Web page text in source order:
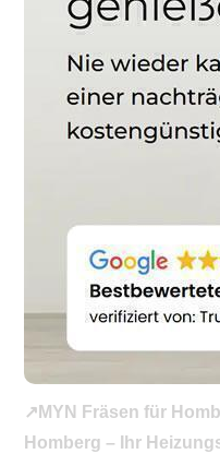
↗️MYN Fräsen für
Homberg – Ihr